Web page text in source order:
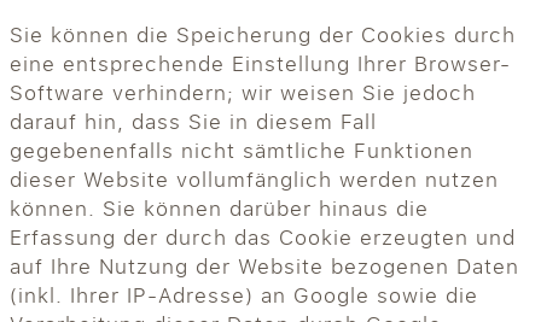
Sie können die Speicherung der Cookies durch
eine entsprechende Einstellung Ihrer Browser-
Software verhindern; wir weisen Sie jedoch
darauf hin, dass Sie in diesem Fall
gegebenenfalls nicht sämtliche Funktionen
dieser Website vollumfänglich werden nutzen
können. Sie können darüber hinaus die
Erfassung der durch das Cookie erzeugten und
auf Ihre Nutzung der Website bezogenen Daten
(inkl. Ihrer IP-Adresse) an Google sowie die